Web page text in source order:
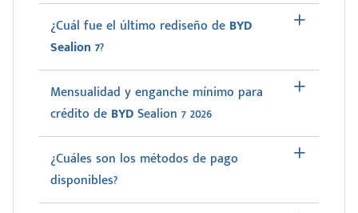
¿Cuál fue el último rediseño de BYD
Sealion 7?
Mensualidad y enganche mínimo para
crédito de BYDSealion 7 2026
¿Cuáles son los métodos de pago
disponibles?